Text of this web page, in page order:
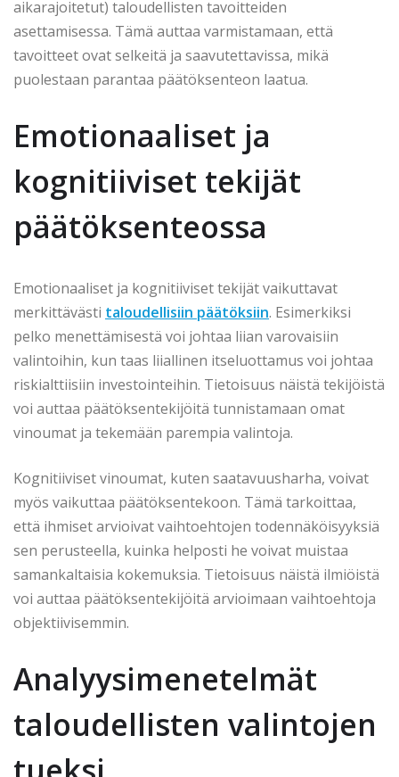
aikarajoitetut) taloudellisten tavoitteiden
asettamisessa. Tämä auttaa varmistamaan, että
tavoitteet ovat selkeitä ja saavutettavissa, mikä
puolestaan parantaa päätöksenteon laatua.
Emotionaaliset ja
kognitiiviset tekijät
päätöksenteossa
Emotionaaliset ja kognitiiviset tekijät vaikuttavat
merkittävästi taloudellisiin päätöksiin. Esimerkiksi
pelko menettämisestä voi johtaa liian varovaisiin
valintoihin, kun taas liiallinen itseluottamus voi johtaa
riskialttiisiin investointeihin. Tietoisuus näistä tekijöistä
voi auttaa päätöksentekijöitä tunnistamaan omat
vinoumat ja tekemään parempia valintoja.
Kognitiiviset vinoumat, kuten saatavuusharha, voivat
myös vaikuttaa päätöksentekoon. Tämä tarkoittaa,
että ihmiset arvioivat vaihtoehtojen todennäköisyyksiä
sen perusteella, kuinka helposti he voivat muistaa
samankaltaisia kokemuksia. Tietoisuus näistä ilmiöistä
voi auttaa päätöksentekijöitä arvioimaan vaihtoehtoja
objektiivisemmin.
Analyysimenetelmät
taloudellisten valintojen